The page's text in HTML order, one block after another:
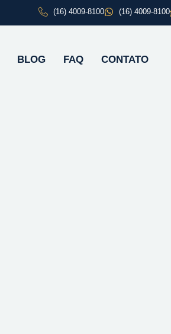
(16) 4009-8100 (16) 4009-8100
BLOG FAQ CONTATO